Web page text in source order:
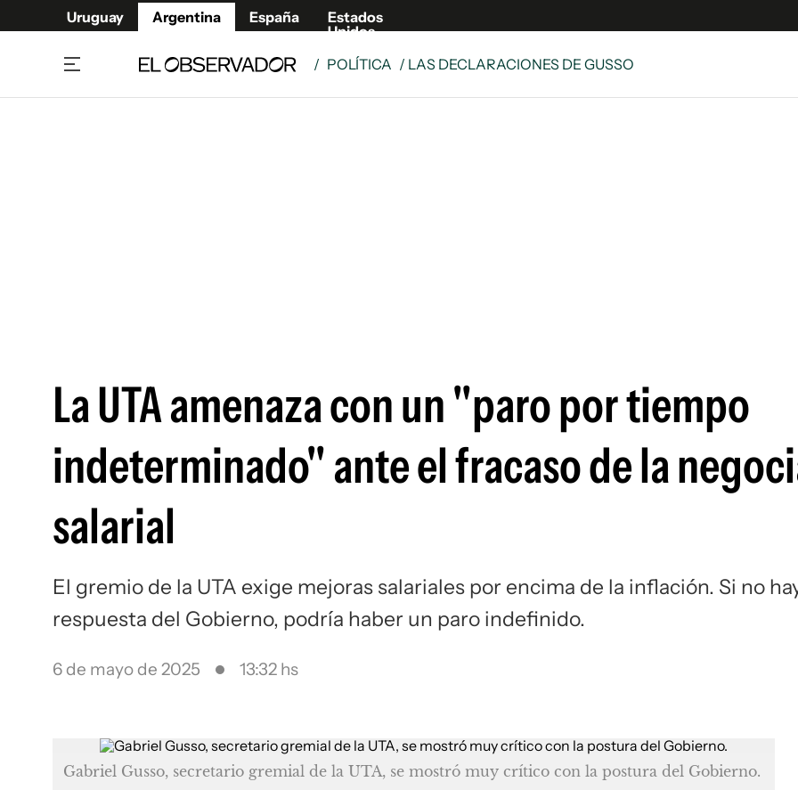
Uruguay Argentina España
Estados
Unidos
/ POLÍTICA / LAS DECLARACIONES DE GUSSO
La UTA amenaza con un "paro por tiempo
indeterminado" ante el fracaso de la
salarial
El gremio de la UTA exige mejoras salariales por encima de la inflación. Si no
respuesta del Gobierno, podría haber un paro indefinido.
6 de mayo de 2025 13:32 hs
Gabriel Gusso, secretario gremial de la UTA, se mostró muy crítico con la postura del Gobierno.